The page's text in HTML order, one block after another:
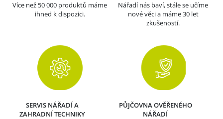
Více než 50 000 produktů máme
ihned k dispozici.
Nářadí nás baví, stále se učíme
nové věci a máme 30 let
zkušeností.
SERVIS NÁŘADÍ A
ZAHRADNÍ TECHNIKY
PŮJČOVNA OVĚŘENÉHO
NÁŘADÍ